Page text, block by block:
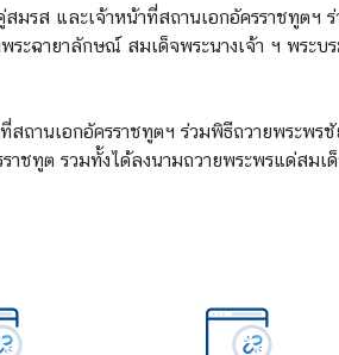
รส และเจ้าหน้าที่สถานเอกอัครราชทูต
ฉายาลักษณ์ สมเด็จพระนางเจ้า ฯ พระบ
ถานเอกอัครราชทูตฯ ร่วมพิธีถวายพระพ
ชทูต รวมทั้งได้ลงนามถวายพระพรแด่สมเ